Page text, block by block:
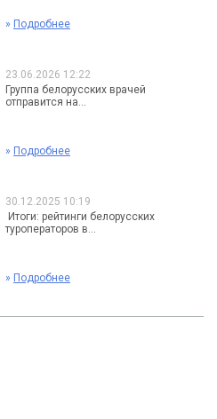
» Подробнее
23.06.2026 12:22
Группа белорусских врачей
отправится на...
» Подробнее
30.12.2025 10:19
Итоги: рейтинги белорусских
туроператоров в...
» Подробнее